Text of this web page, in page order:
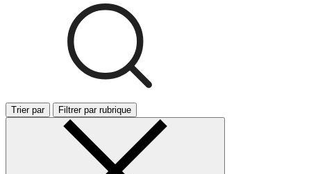
Trier par Filtrer par rubrique